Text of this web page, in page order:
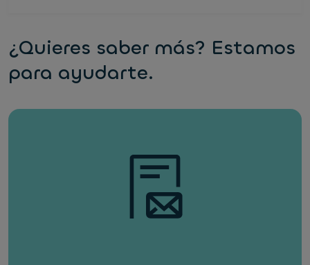
¿Quieres saber más? Estamos
para ayudarte.